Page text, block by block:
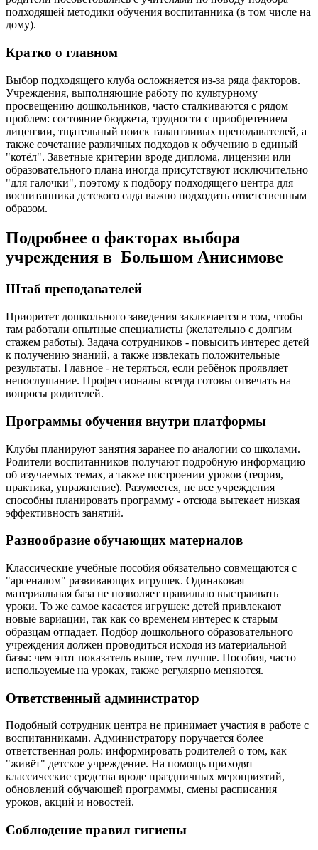
подходящей методики обучения воспитанника (в том числе на
дому).
Кратко о главном
Выбор подходящего клуба осложняется из-за ряда факторов.
Учреждения, выполняющие работу по культурному
просвещению дошкольников, часто сталкиваются с рядом
проблем: состояние бюджета, трудности с приобретением
лицензии, тщательный поиск талантливых преподавателей, а
также сочетание различных подходов к обучению в единый
"котёл". Заветные критерии вроде диплома, лицензии или
образовательного плана иногда присутствуют исключительно
"для галочки", поэтому к подбору подходящего центра для
воспитанника детского сада важно подходить ответственным
образом.
Подробнее о факторах выбора
учреждения в Большом Анисимове
Штаб преподавателей
Приоритет дошкольного заведения заключается в том, чтобы
там работали опытные специалисты (желательно с долгим
стажем работы). Задача сотрудников - повысить интерес детей
к получению знаний, а также извлекать положительные
результаты. Главное - не теряться, если ребёнок проявляет
непослушание. Профессионалы всегда готовы отвечать на
вопросы родителей.
Программы обучения внутри платформы
Клубы планируют занятия заранее по аналогии со школами.
Родители воспитанников получают подробную информацию
об изучаемых темах, а также построении уроков (теория,
практика, упражнение). Разумеется, не все учреждения
способны планировать программу - отсюда вытекает низкая
эффективность занятий.
Разнообразие обучающих материалов
Классические учебные пособия обязательно совмещаются с
"арсеналом" развивающих игрушек. Одинаковая
материальная база не позволяет правильно выстраивать
уроки. То же самое касается игрушек: детей привлекают
новые вариации, так как со временем интерес к старым
образцам отпадает. Подбор дошкольного образовательного
учреждения должен проводиться исходя из материальной
базы: чем этот показатель выше, тем лучше. Пособия, часто
используемые на уроках, также регулярно меняются.
Ответственный администратор
Подобный сотрудник центра не принимает участия в работе с
воспитанниками. Администратору поручается более
ответственная роль: информировать родителей о том, как
"живёт" детское учреждение. На помощь приходят
классические средства вроде праздничных мероприятий,
обновлений обучающей программы, смены расписания
уроков, акций и новостей.
Соблюдение правил гигиены